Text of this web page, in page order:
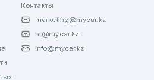
Контакты
marketing@mycar.kz
hr@mycar.kz
info@mycar.kz